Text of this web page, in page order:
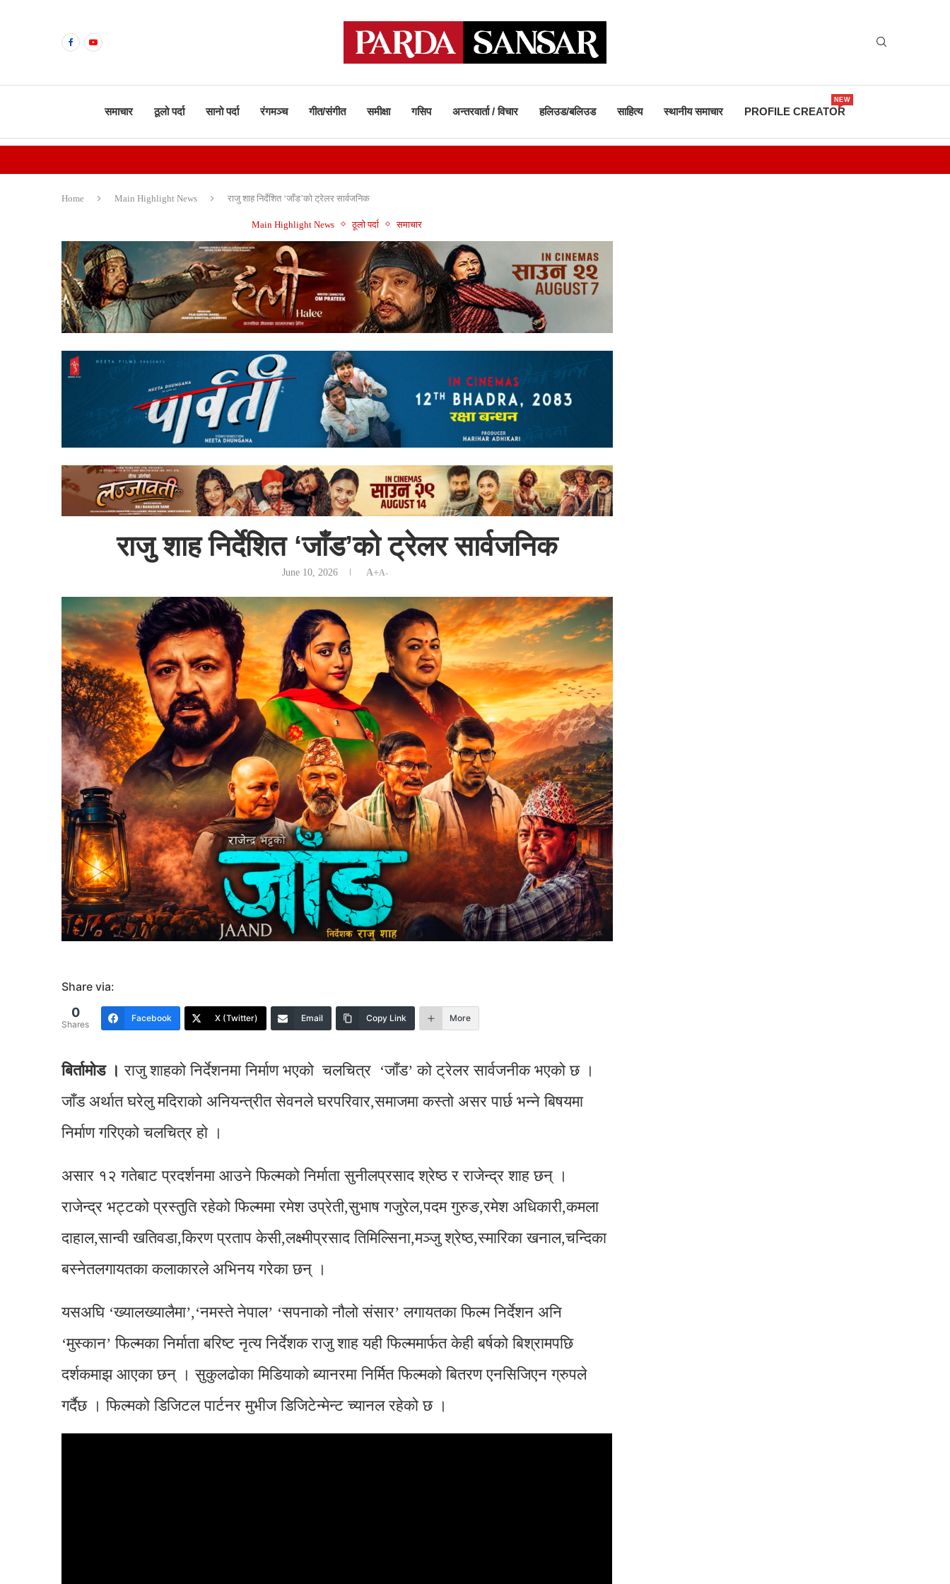
समाचार ठूलो पर्दा सानो पर्दा रंगमञ्च गीत/संगीत समीक्षा गसिप अन्तरवार्ता / विचार हलिउड/बलिउड साहित्य स्थानीय समाचार PROFILE CREATOR
NEW
Home Main Highlight News राजु शाह निर्देशित ‘जाँड’को ट्रेलर सार्वजनिक​
Main Highlight News ठूलो पर्दा समाचार
राजु शाह निर्देशित ‘जाँड’को ट्रेलर सार्वजनिक​
June 10, 2026 A+A-
Share via:
0
Shares
Facebook X (Twitter) Email Copy Link More
बिर्तामाे‍ड । राजु शाहको निर्देशनमा निर्माण भएको चलचित्र ‘जाँड’ को ट्रेलर सार्वजनीक भएको छ ।
जाँड अर्थात घरेलु मदिराको अनियन्त्रीत सेवनले घरपरिवार,समाजमा कस्तो असर पार्छ भन्ने बिषयमा
निर्माण गरिएको चलचित्र हाे ।
असार १२ गतेबाट प्रदर्शनमा आउने फिल्मको निर्माता सुनीलप्रसाद श्रेष्ठ र राजेन्द्र शाह छन् ।
राजेन्द्र भट्टको प्रस्तुति रहेको फिल्ममा रमेश उप्रेती,सुभाष गजुरेल,पदम गुरुङ,रमेश अधिकारी,कमला
दाहाल,सान्वी खतिवडा,किरण प्रताप केसी,लक्ष्मीप्रसाद तिमिल्सिना,मञ्जु श्रेष्ठ,स्मारिका खनाल,चन्दिका
बस्नेतलगायतका कलाकारले अभिनय गरेका छन् ।
यसअघि ‘ख्यालख्यालैमा’,‘नमस्ते नेपाल’ ‘सपनाको नौलो संसार’ लगायतका फिल्म निर्देशन अनि
‘मुस्कान’ फिल्मका निर्माता बरिष्ट नृत्य निर्देशक राजु शाह यही फिल्ममार्फत केही बर्षको बिश्रामपछि
दर्शकमाझ आएका छन् । सुकुलढोका मिडियाको ब्यानरमा निर्मित फिल्मको बितरण एनसिजिएन ग्रुपले
गर्दैछ । फिल्मको डिजिटल पार्टनर मुभीज डिजिटेन्मेन्ट च्यानल रहेको छ ।